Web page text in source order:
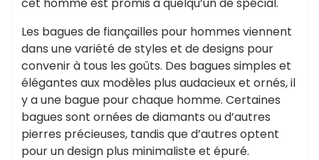
Les bagues de fiançailles pour hommes viennent
dans une variété de styles et de designs pour
convenir à tous les goûts. Des bagues simples et
élégantes aux modèles plus audacieux et ornés, il
y a une bague pour chaque homme. Certaines
bagues sont ornées de diamants ou d’autres
pierres précieuses, tandis que d’autres optent
pour un design plus minimaliste et épuré.